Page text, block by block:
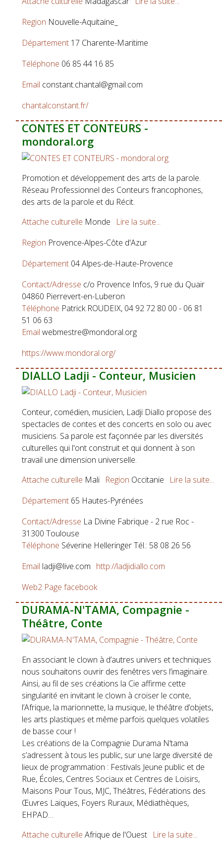
Region Nouvelle-Aquitaine_
Département 17 Charente-Maritime
Téléphone 06 85 44 16 85
Email constant.chantal@gmail.com
chantalconstant.fr/
CONTES ET CONTEURS -
mondoral.org
Promotion et développement des arts de la parole.
Réseau Professionnel des Conteurs francophones,
des arts de la parole et du Récit.
Attache culturelle Monde
Region Provence-Alpes-Côte d'Azur
Département 04 Alpes-de-Haute-Provence
Contact/Adresse c/o Provence Infos, 9 rue du Quair
04860 Pierrevert-en-Luberon
Téléphone Patrick ROUDEIX, 04 92 72 80 00 - 06 81
51 06 63
Email webmestre@mondoral.org
https://www.mondoral.org/
Lire la suite...
DIALLO Ladji - Conteur, Musicien
Conteur, comédien, musicien, Ladji Diallo propose des
spectacles de contes et des concerts en solo ou avec
musiciens. Sa parole est façonnée par les diversités
culturelles qui l'ont construit et qui donnent à son
travail une dimension universelle.
Attache culturelle Mali Region Occitanie
Département 65 Hautes-Pyrénées
Contact/Adresse La Divine Fabrique - 2 rue Roc -
31300 Toulouse
Téléphone Séverine Helleringer Tél.: 58 08 26 56
Email ladji@live.com http://ladjidiallo.com
Web2 Page facebook
Lire la suite...
DURAMA-N'TAMA, Compagnie -
Théâtre, Conte
En associant le clown à d’autres univers et techniques
nous souhaitons ouvrir des fenêtres vers l’imaginaire.
Ainsi, au fil de ses créations la Cie affirme cette
singularité en invitant le clown à croiser le conte,
l’Afrique, la marionnette, la musique, le théâtre d’objets,
les arts plastiques et même parfois quelques volatiles
de basse cour !
Les créations de la Compagnie Durama N’tama
s’adressent à tous les public, sur une large diversité de
lieux de programmation : Festivals Jeune public et de
Rue, Écoles, Centres Sociaux et Centres de Loisirs,
Maisons Pour Tous, MJC, Théâtres, Fédérations des
Œuvres Laïques, Foyers Ruraux, Médiathèques,
EHPAD…
Attache culturelle Afrique de l'Ouest Lire la suite...